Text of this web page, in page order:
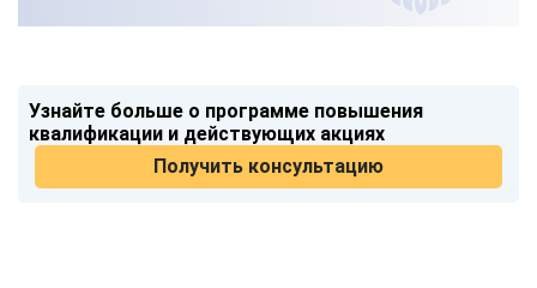
Узнайте больше о программе повышения
квалификации и действующих акциях
Получить консультацию